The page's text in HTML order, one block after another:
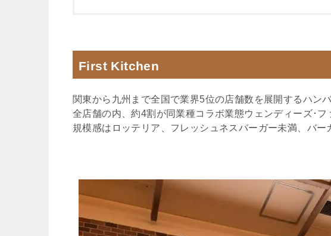
First Kitchen
関東から九州まで全国で業界5位の店舗数を展開するハン
全店舗の内、約4割が同業種コラボ業態ウェンディーズ･フ
規模感はロッテリア、フレッシュネスバーガー未満、バー